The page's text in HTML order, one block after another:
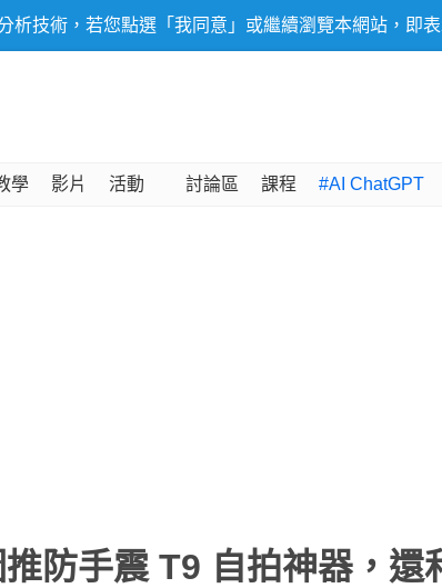
析技術，若您點選「我同意」或繼續瀏覽本網站，即
學 影片 活動 討論區 課程 #AI ChatGPT
防手震 T9 自拍神器，還